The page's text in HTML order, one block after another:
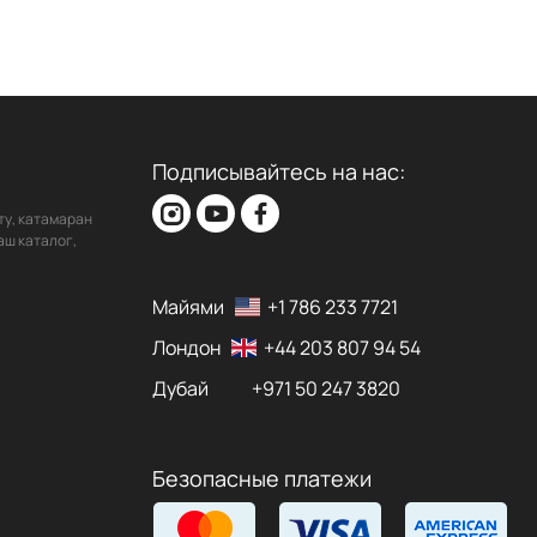
катамаран
каталог,
Подписывайтесь на нас:
Майями
+1 786 233 7721
Лондон
+44 203 807 94 54
Дубай
+971 50 247 3820
Безопасные платежи